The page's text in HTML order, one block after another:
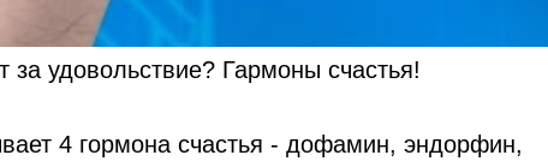
удовольствие? Гармоны счастья!
4 гормона счастья - дофамин, эндорфин,